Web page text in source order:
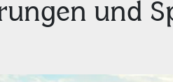
und